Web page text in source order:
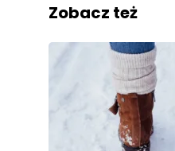
Zobacz też